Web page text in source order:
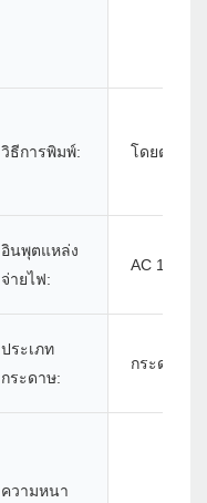
วิธีการพิมพ์: โดยตรง
อินพุตแหล่ง
จ่ายไฟ:
AC 100V-
ประเภท
กระดาษ:
กระดาษรั
ความหนา